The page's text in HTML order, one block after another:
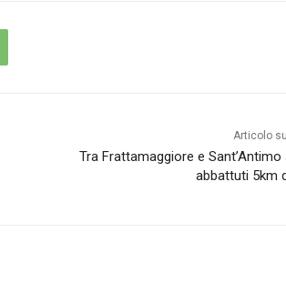
Articolo
Tra Frattamaggiore e Sant’Antimo
abbattuti 5km